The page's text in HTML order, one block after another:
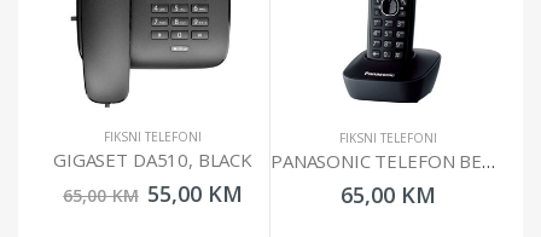
FIKSNI TELEFONI
GIGASET DA510, BLACK
65,00 KM 55,00 KM
FIKSNI TELEFONI
PANASONIC TELEFON BEŽIČNI KX-TG1611FXH/PDH CRNI
65,00 KM